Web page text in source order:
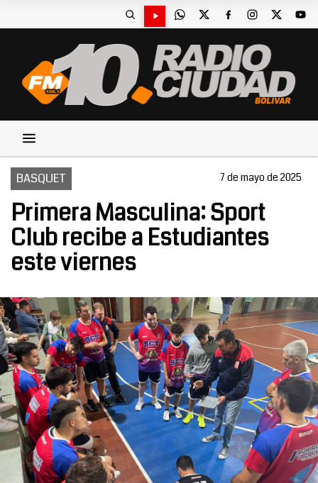
BASQUET 7 de mayo de 2025
Primera Masculina: Sport
Club recibe a Estudiantes
este viernes